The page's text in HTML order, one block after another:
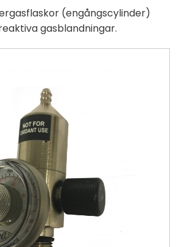
(engångscylinder)
gasblandningar.